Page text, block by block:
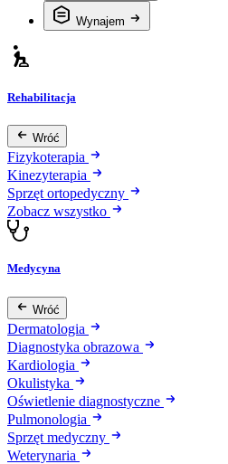
Wynajem
Rehabilitacja
Wróć
Fizykoterapia
Kinezyterapia
Sprzęt ortopedyczny
Zobacz wszystko
Medycyna
Wróć
Dermatologia
Diagnostyka obrazowa
Kardiologia
Okulistyka
Oświetlenie diagnostyczne
Pulmonologia
Sprzęt medyczny
Weterynaria